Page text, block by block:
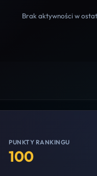
Brak aktywności w
PUNKTY RANKINGU
100